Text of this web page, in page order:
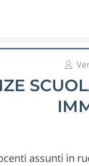
assunti in